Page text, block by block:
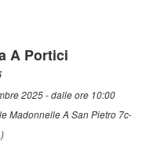
A Portici
2025 - dalle ore 10:00
Madonnelle A San Pietro 7c-